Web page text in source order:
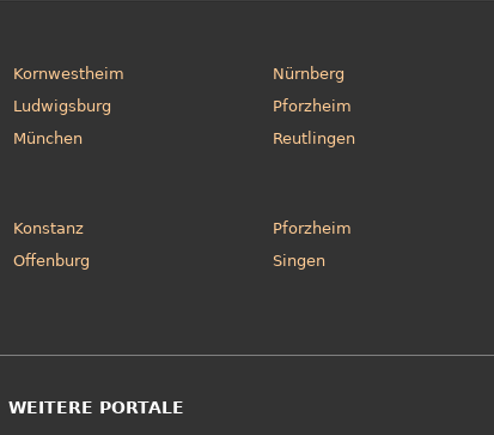
Kornwestheim
Ludwigsburg
München
Nürnberg
Pforzheim
Reutlingen
Konstanz
Offenburg
Pforzheim
Singen
WEITERE PORTALE